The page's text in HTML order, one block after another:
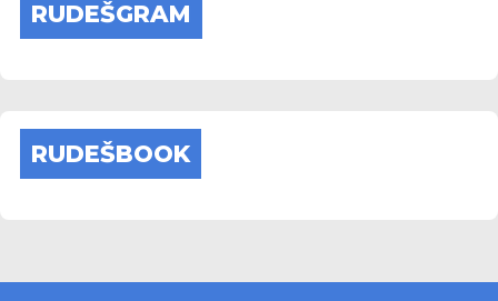
RUDEŠGRAM
RUDEŠBOOK